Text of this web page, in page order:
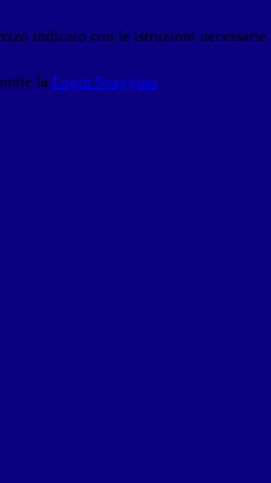
indicato con le istruzioni necessarie.
la Login Spaggiari